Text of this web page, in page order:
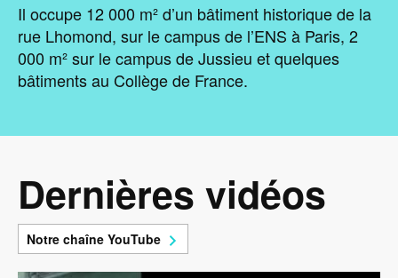
Il occupe 12 000 m² d’un bâtiment historique de la
rue Lhomond, sur le campus de l’ENS à Paris, 2
000 m² sur le campus de Jussieu et quelques
bâtiments au Collège de France.
Dernières vidéos
Notre chaîne YouTube